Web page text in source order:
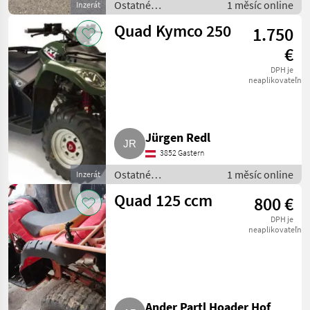
Inzerát
Ostatné
poľnohospodárske
silové stroje / ATV /
1 měsíc online
Inzerát
Quad Kymco 250
1.750
€
DPH je
neaplikovateľné
Jürgen Redl
3852 Gastern
Ostatné
poľnohospodárske
silové stroje / ATV /
1 měsíc online
Quad 125 ccm 800 €
DPH je
neaplikovateľné